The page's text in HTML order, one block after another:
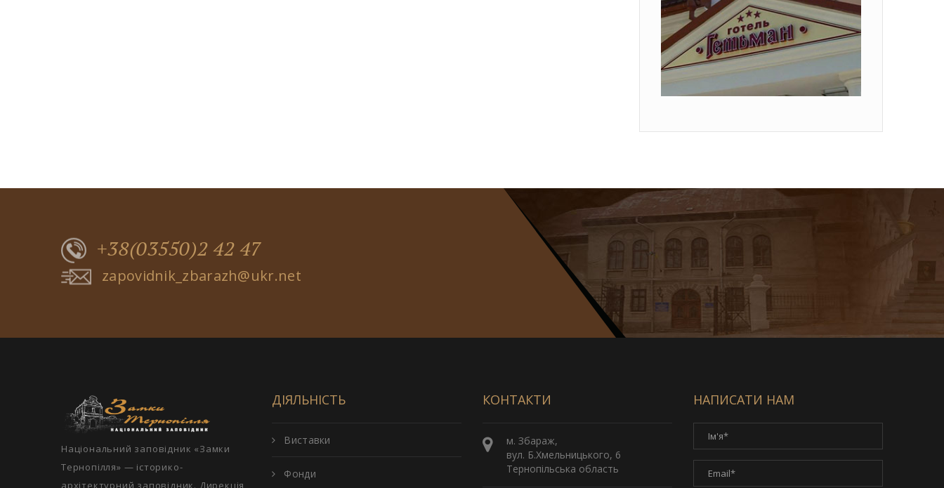
+38(03550)2 42 47
zapovidnik_zbarazh@ukr.net
Національний заповідник «Замки
Тернопілля» — історико-
архітектурний заповідник. Дирекція
ДІЯЛЬНІСТЬ
Виставки
Фонди
КОНТАКТИ
м. Збараж,
вул. Б.Хмельницького, 6
Тернопільська область
НАПИСАТИ НАМ